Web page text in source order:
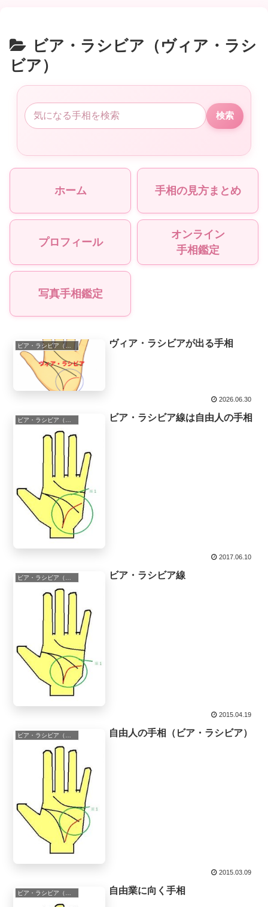
ビア・ラシビア（ヴィア・ラシ
ビア）
検索
ホーム 手相の見方まとめ
プロフィール
オンライン
手相鑑定
写真手相鑑定
ビア・ラシビア（ヴィア・ラシビア） ヴィア・ラシビアが出る手相
2026.06.30
ビア・ラシビア線は自由人の手相
2017.06.10
ビア・ラシビア線
2015.04.19
自由人の手相（ビア・ラシビア）
2015.03.09
自由業に向く手相